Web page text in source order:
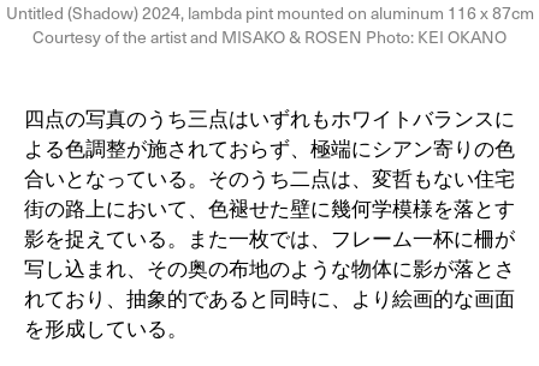
Untitled (Shadow) 2024, lambda pint mounted on aluminum 116 x 87cm
Courtesy of the artist and MISAKO & ROSEN Photo: KEI OKANO
四点の写真のうち三点はいずれもホワイトバランスに
よる色調整が施されておらず、極端にシアン寄りの色
合いとなっている。そのうち二点は、変哲もない住宅
街の路上において、色褪せた壁に幾何学模様を落とす
影を捉えている。また一枚では、フレーム一杯に柵が
写し込まれ、その奥の布地のような物体に影が落とさ
れており、抽象的であると同時に、より絵画的な画面
を形成している。